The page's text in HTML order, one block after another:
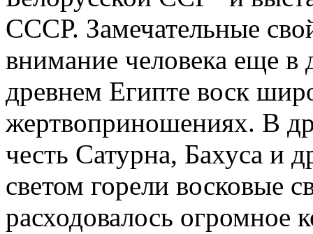
СССР. Замечательные
внимание человека еще в
древнем Египте воск
жертвоприношениях. В
честь Сатурна, Бахуса и
светом горели восковые
расходовалось огромное